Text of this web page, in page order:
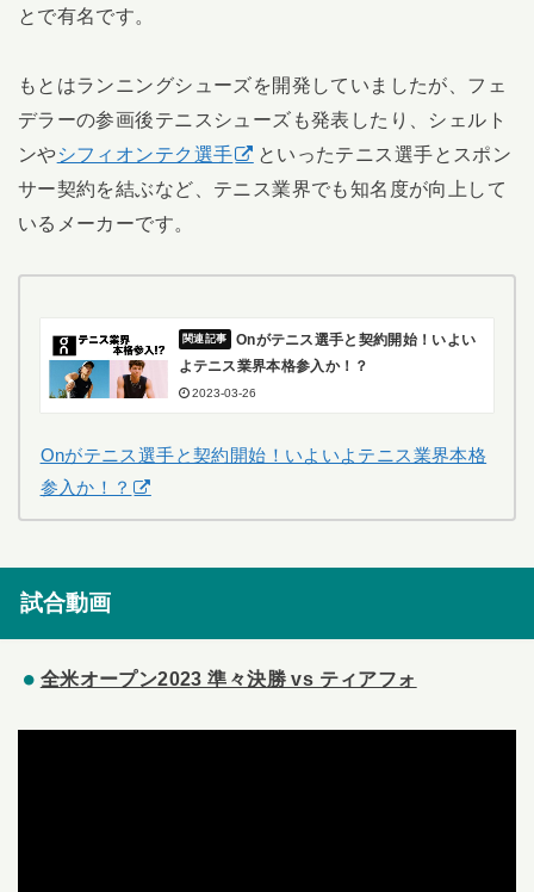
とで有名です。
もとはランニングシューズを開発していましたが、フェ
デラーの参画後テニスシューズも発表したり、シェルト
ンやシフィオンテク選手
といったテニス選手とスポン
サー契約を結ぶなど、テニス業界でも知名度が向上して
いるメーカーです。
Onがテニス選手と契約開始！いよい
よテニス業界本格参入か！？
2023-03-26
Onがテニス選手と契約開始！いよいよテニス業界本格
参入か！？
試合動画
全米オープン2023 準々決勝 vs ティアフォ